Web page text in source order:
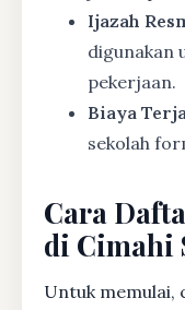
Ijazah
digunakan
pekerjaan.
Biaya
sekolah
Cara
di Cimahi
Untuk memulai,